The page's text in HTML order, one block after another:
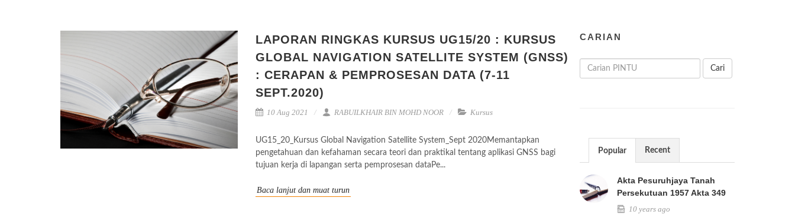
LAPORAN RINGKAS KURSUS UG15/20 : KURSUS
GLOBAL NAVIGATION SATELLITE SYSTEM (GNSS)
: CERAPAN & PEMPROSESAN DATA (7-11
SEPT.2020)
10 Aug 2021 RABUILKHAIR BIN MOHD NOOR Kursus
UG15_20_Kursus Global Navigation Satellite System_Sept 2020Memantapkan
pengetahuan dan kefahaman secara teori dan praktikal tentang aplikasi GNSS bagi
tujuan kerja di lapangan serta pemprosesan dataPe...
Baca lanjut dan muat turun
CARIAN
Cari
Popular Recent
Akta Pesuruhjaya Tanah
Persekutuan 1957 Akta 349
10 years ago